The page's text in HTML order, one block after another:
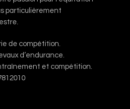
particulièrement
de compétition.
d’endurance.
et compétition.